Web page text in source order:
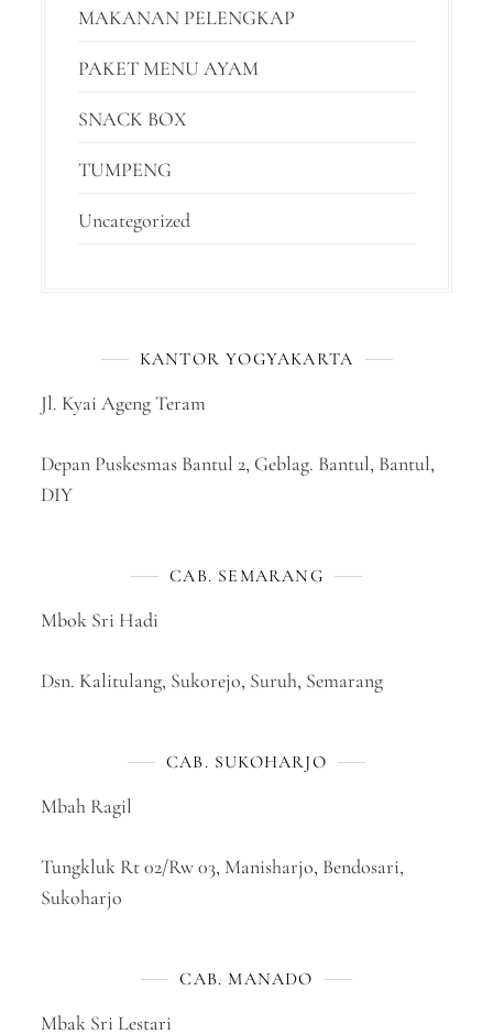
MAKANAN PELENGKAP
PAKET MENU AYAM
SNACK BOX
TUMPENG
Uncategorized
KANTOR YOGYAKARTA
Jl. Kyai Ageng Teram
Depan Puskesmas Bantul 2, Geblag. Bantul, Bantul,
DIY
CAB. SEMARANG
Mbok Sri Hadi
Dsn. Kalitulang, Sukorejo, Suruh, Semarang
CAB. SUKOHARJO
Mbah Ragil
Tungkluk Rt 02/Rw 03, Manisharjo, Bendosari,
Sukoharjo
CAB. MANADO
Mbak Sri Lestari